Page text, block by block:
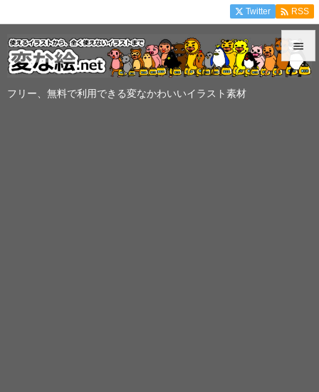
フリー、無料で利用できる変なかわいいイラスト素材


Twitter  RSS